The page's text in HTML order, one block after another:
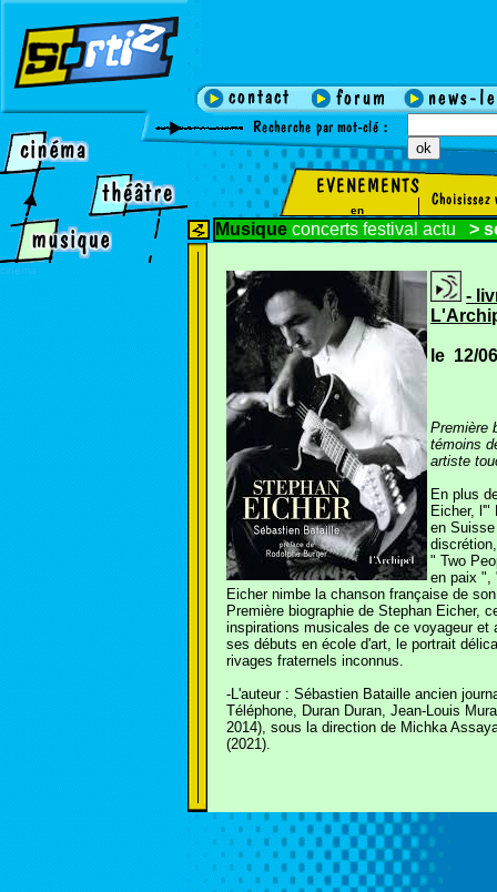
en
cinema
Musique concerts festival actu >
-
le 12/
Première
témoins
artiste
En plus
Eicher, l'"
en
" Two
en paix ",
Eicher nimbe la chanson française de
Première biographie de Stephan Eicher,
inspirations musicales de ce voyageur et
ses débuts en école d'art, le portrait
rivages fraternels inconnus.
-L'auteur : Sébastien Bataille ancien
Téléphone, Duran Duran, Jean-Louis
2014), sous la direction de Michka
(2021).